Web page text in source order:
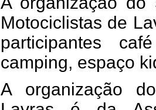
Motociclistas de
participantes
camping, espaço
A organização